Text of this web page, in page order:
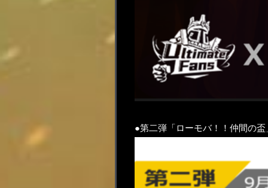
●第二弾「ローモバ！！仲間の盃